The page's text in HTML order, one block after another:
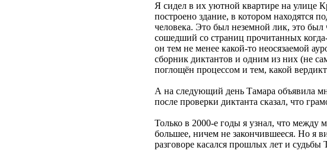
Я сидел в их уютной квартире на улице
построено здание, в котором находятся
человека. Это был неземной лик, это
сошедший со страниц прочитанных
он тем не менее какой-то неосязаемой
сборник диктантов и одним из них (не
поглощён процессом и тем, какой
А на следующий день Тамара объявила
после проверки диктанта сказал, что
Только в 2000-е годы я узнал, что между
большее, ничем не закончившееся. Но я
разговоре касался прошлых лет и